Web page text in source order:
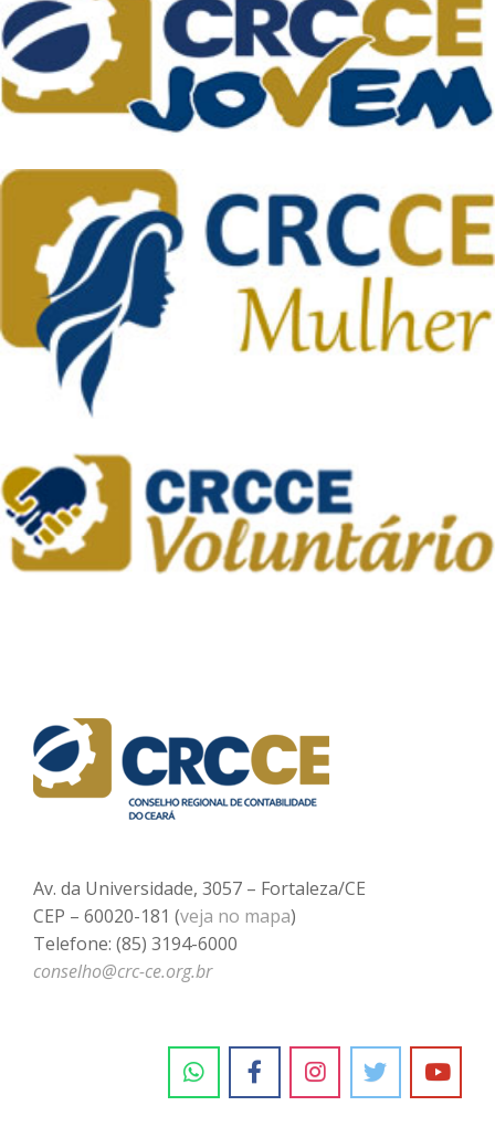
Av. da Universidade, 3057 – Fortaleza/CE
CEP – 60020-181 (veja no mapa)
Telefone: (85) 3194-6000
conselho@crc-ce.org.br